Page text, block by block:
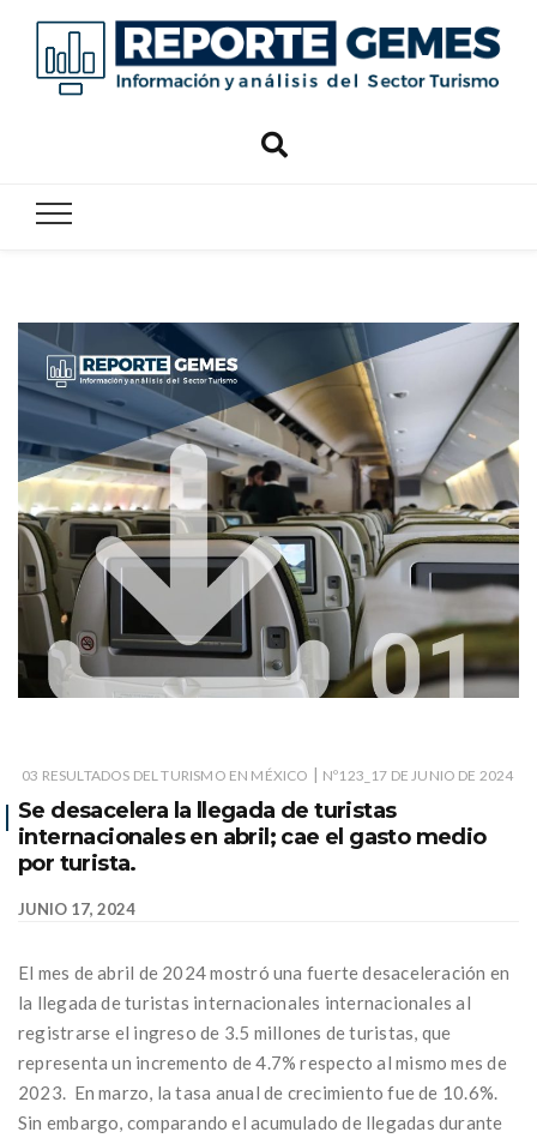
03 RESULTADOS DEL TURISMO EN MÉXICO | Nº123_17 DE JUNIO DE 2024
Se desacelera la llegada de turistas
internacionales en abril; cae el gasto medio
por turista.
JUNIO 17, 2024
El mes de abril de 2024 mostró una fuerte desaceleración en
la llegada de turistas internacionales internacionales al
registrarse el ingreso de 3.5 millones de turistas, que
representa un incremento de 4.7% respecto al mismo mes de
2023. En marzo, la tasa anual de crecimiento fue de 10.6%.
Sin embargo, comparando el acumulado de llegadas durante